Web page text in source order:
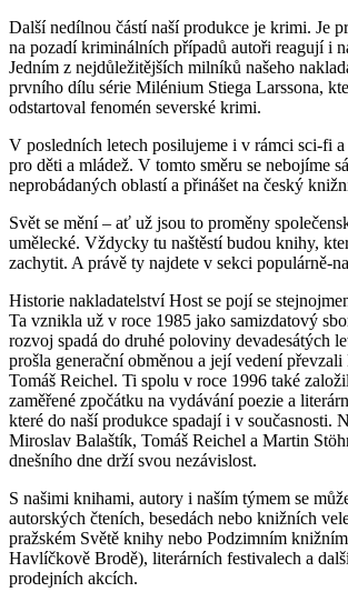
Další nedílnou částí naší produkce je krimi. Je
na pozadí kriminálních případů autoři reagují i
Jedním z nejdůležitějších milníků našeho
prvního dílu série Milénium Stiega Larssona,
odstartoval fenomén severské krimi.
V posledních letech posilujeme i v rámci sci-fi
pro děti a mládež. V tomto směru se nebojíme
neprobádaných oblastí a přinášet na český
Svět se mění – ať už jsou to proměny
umělecké. Vždycky tu naštěstí budou knihy,
zachytit. A právě ty najdete v sekci populárně-
Historie nakladatelství Host se pojí se
Ta vznikla už v roce 1985 jako samizdatový
rozvoj spadá do druhé poloviny devadesátých
prošla generační obměnou a její vedení
Tomáš Reichel. Ti spolu v roce 1996 také
zaměřené zpočátku na vydávání poezie a
které do naší produkce spadají i v současnosti.
Miroslav Balaštík, Tomáš Reichel a Martin
dnešního dne drží svou nezávislost.
S našimi knihami, autory i naším týmem se
autorských čteních, besedách nebo knižních
pražském Světě knihy nebo Podzimním
Havlíčkově Brodě), literárních festivalech a
prodejních akcích.